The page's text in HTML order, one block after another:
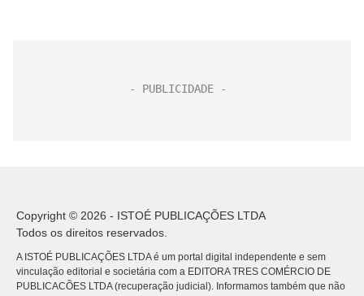
Copyright © 2026 - ISTOÉ PUBLICAÇÕES LTDA
Todos os direitos reservados.
A ISTOÉ PUBLICAÇÕES LTDA é um portal digital independente e sem
vinculação editorial e societária com a EDITORA TRES COMÉRCIO DE
PUBLICACÕES LTDA (recuperação judicial). Informamos também que não